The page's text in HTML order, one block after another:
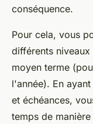
conséquence.
Pour cela, vous
différents
moyen terme
l'année). En
et échéances,
temps de